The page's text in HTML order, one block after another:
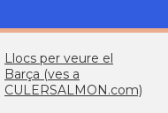
Llocs per veure el
Barça (ves a
CULERSALMON.com)